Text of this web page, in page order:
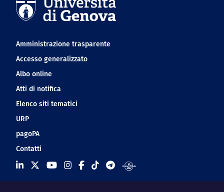
Navigation footer
Amministrazione trasparente
Accesso generalizzato
Albo online
Atti di notifica
Elenco siti tematici
URP
pagoPA
Contatti